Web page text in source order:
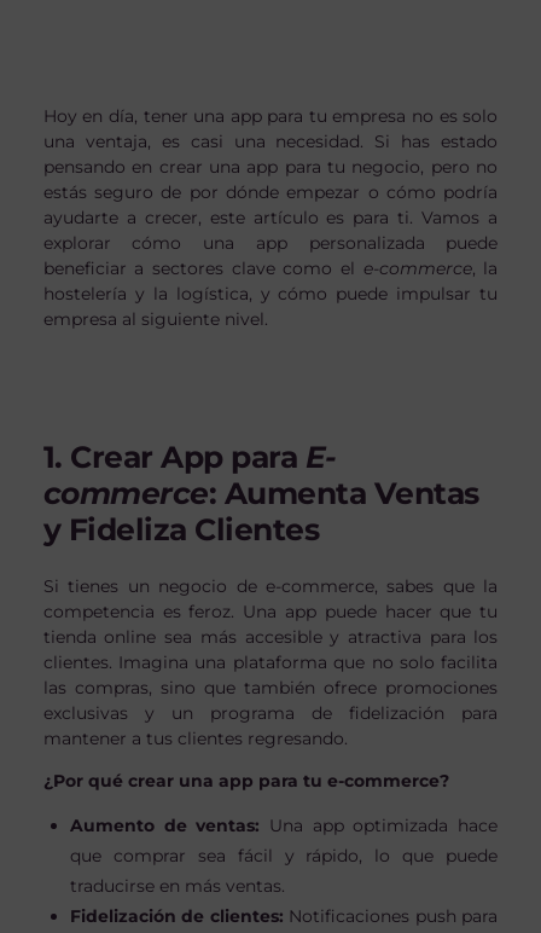
Hoy en día, tener una app para tu empresa no es solo
una ventaja, es casi una necesidad. Si has estado
pensando en crear una app para tu negocio, pero no
estás seguro de por dónde empezar o cómo podría
ayudarte a crecer, este artículo es para ti. Vamos a
explorar cómo una app personalizada puede
beneficiar a sectores clave como el e-commerce, la
hostelería y la logística, y cómo puede impulsar tu
empresa al siguiente nivel.
1. Crear App para E-
commerce: Aumenta Ventas
y Fideliza Clientes
Si tienes un negocio de e-commerce, sabes que la
competencia es feroz. Una app puede hacer que tu
tienda online sea más accesible y atractiva para los
clientes. Imagina una plataforma que no solo facilita
las compras, sino que también ofrece promociones
exclusivas y un programa de fidelización para
mantener a tus clientes regresando.
¿Por qué crear una app para tu e-commerce?
Aumento de ventas: Una app optimizada hace
que comprar sea fácil y rápido, lo que puede
traducirse en más ventas.
Fidelización de clientes: Notificaciones push para